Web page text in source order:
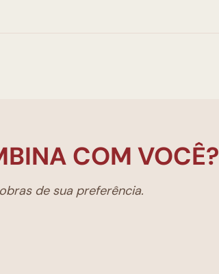
COM VOCÊ?
de sua preferência.